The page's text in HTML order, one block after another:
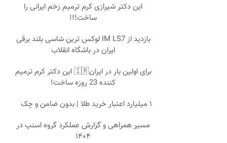
این دکتر شیرازی کرم ترمیم زخم ایرانی را
ساخت!!!
بازدید از IM LS7 لوکس ترین شاسی بلند برقی
ایران در باشگاه انقلاب
برای اولین بار در ایران🇮🇷 این دکتر کرم ترمیم
کننده 23 روزه ساخت!
۱ میلیارد اعتبار خرید طلا | بدون ضامن و چک
مسیر همراهی و گزارش عملکرد گروه اسنپ در
۱۴۰۴